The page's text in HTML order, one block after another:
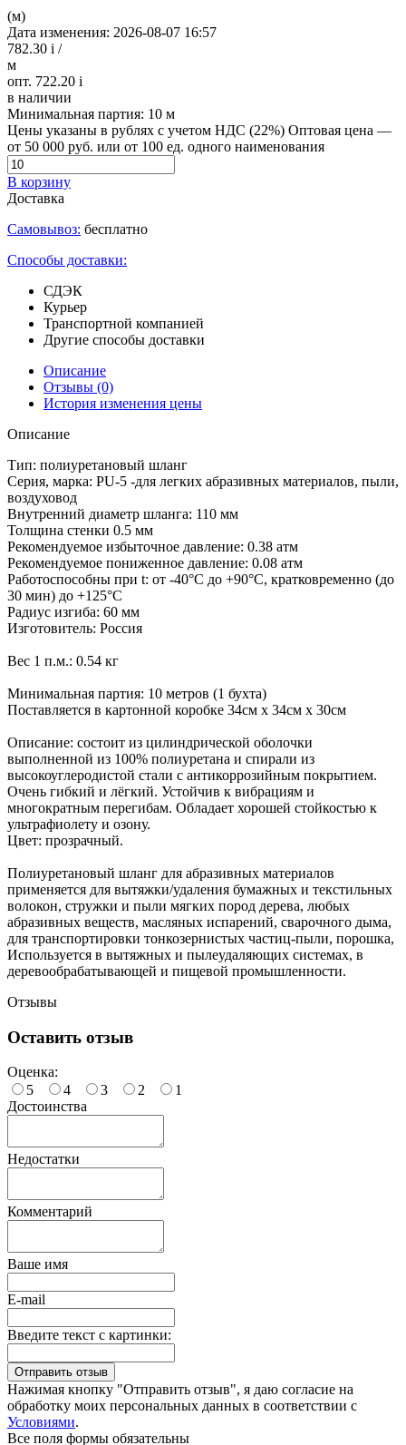
(м)
Дата изменения: 2026-08-07 16:57
782.30 i /
м
опт. 722.20 i
в наличии
Минимальная партия: 10 м
Цены указаны в рублях с учетом НДС (22%) Оптовая цена —
от 50 000 руб. или от 100 ед. одного наименования
В корзину
Доставка
Самовывоз: бесплатно
Способы доставки:
СДЭК
Курьер
Транспортной компанией
Другие способы доставки
Описание
Отзывы (0)
История изменения цены
Описание
Тип: полиуретановый шланг
Серия, марка: PU-5 -для легких абразивных материалов, пыли,
воздуховод
Внутренний диаметр шланга: 110 мм
Толщина стенки 0.5 мм
Рекомендуемое избыточное давление: 0.38 атм
Рекомендуемое пониженное давление: 0.08 атм
Работоспособны при t: от -40°С до +90°С, кратковременно (до
30 мин) до +125°С
Радиус изгиба: 60 мм
Изготовитель: Россия
Вес 1 п.м.: 0.54 кг
Минимальная партия: 10 метров (1 бухта)
Поставляется в картонной коробке 34см х 34см х 30см
Описание: состоит из цилиндрической оболочки
выполненной из 100% полиуретана и спирали из
высокоуглеродистой стали с антикоррозийным покрытием.
Очень гибкий и лёгкий. Устойчив к вибрациям и
многократным перегибам. Обладает хорошей стойкостью к
ультрафиолету и озону.
Цвет: прозрачный.
Полиуретановый шланг для абразивных материалов
применяется для вытяжки/удаления бумажных и текстильных
волокон, стружки и пыли мягких пород дерева, любых
абразивных веществ, масляных испарений, сварочного дыма,
для транспортировки тонкозернистых частиц-пыли, порошка,
Используется в вытяжных и пылеудаляющих системах, в
деревообрабатывающей и пищевой промышленности.
Отзывы
Оставить отзыв
Оценка:
5
4 3 2
1
Достоинства
Недостатки
Комментарий
Ваше имя
E-mail
Введите текст с картинки:
Нажимая кнопку "Отправить отзыв", я даю согласие на
обработку моих персональных данных в соответствии с
Условиями.
Все поля формы обязательны